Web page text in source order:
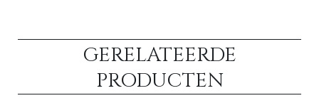
GERELATEERDE
PRODUCTEN